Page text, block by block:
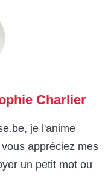
Charlier
je l'anime
appréciez mes
un petit mot ou